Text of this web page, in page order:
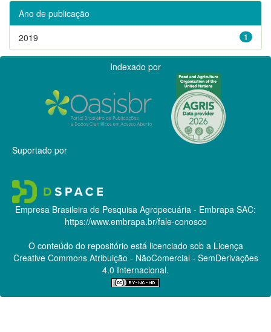
Ano de publicação
1
2019
Indexado por
Suportado por
Empresa Brasileira de Pesquisa Agropecuária - Embrapa SAC:
https://www.embrapa.br/fale-conosco
O conteúdo do repositório está licenciado sob a Licença
Creative CommonsAtribuição - NãoComercial - SemDerivações
4.0 Internacional.